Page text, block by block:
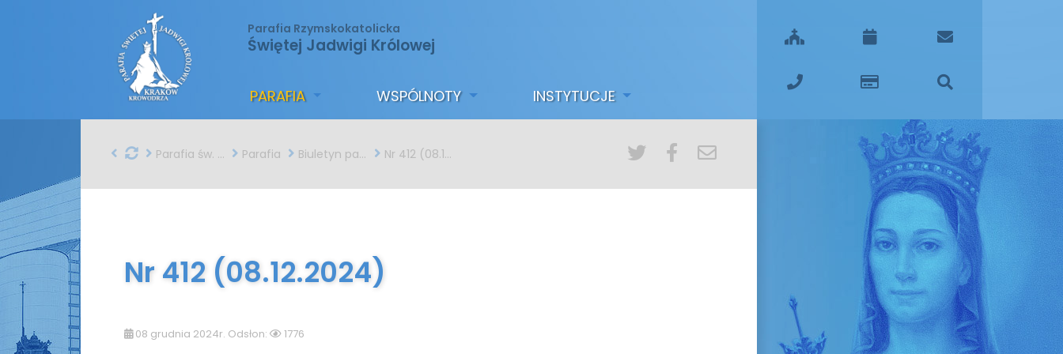
Parafia Rzymskokatolicka
Świętej Jadwigi Królowej
PARAFIA WSPÓLNOTY INSTYTUCJE
Parafia św. Jadwigi w Krakowie Parafia Biuletyn parafialny Nr 412 (08.12.2024)
Nr 412 (08.12.2024)
08 grudnia 2024r. Odsłon: 1776